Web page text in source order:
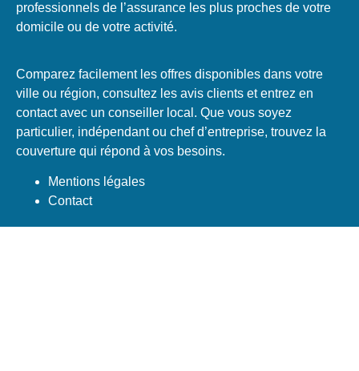
professionnels de l’assurance les plus proches de votre
domicile ou de votre activité.
Comparez facilement les offres disponibles dans votre
ville ou région, consultez les avis clients et entrez en
contact avec un conseiller local. Que vous soyez
particulier, indépendant ou chef d’entreprise, trouvez la
couverture qui répond à vos besoins.
Mentions légales
Contact